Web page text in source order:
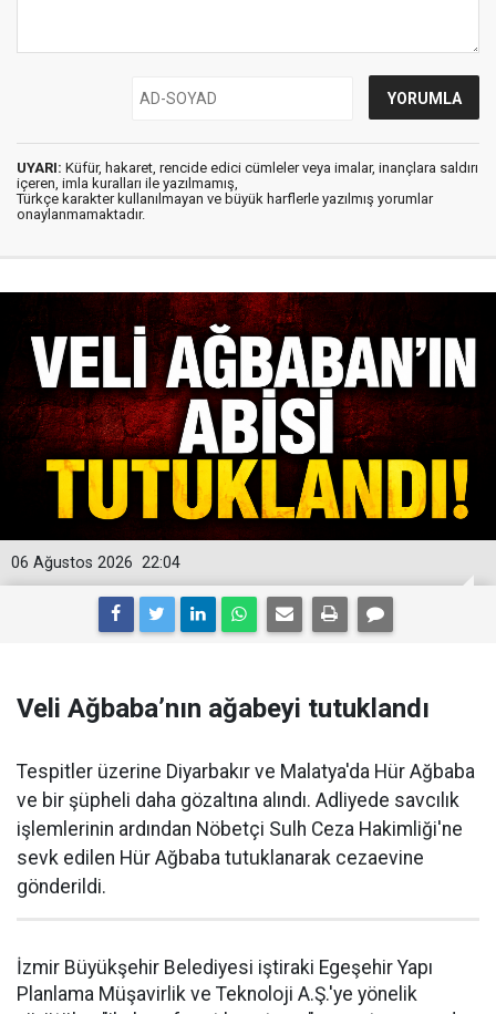
UYARI: Küfür, hakaret, rencide edici cümleler veya imalar, inançlara saldırı
içeren, imla kuralları ile yazılmamış,
Türkçe karakter kullanılmayan ve büyük harflerle yazılmış yorumlar
onaylanmamaktadır.
22:04
06 Ağustos 2026
Veli Ağbaba’nın ağabeyi tutuklandı
Tespitler üzerine Diyarbakır ve Malatya'da Hür Ağbaba
ve bir şüpheli daha gözaltına alındı. Adliyede savcılık
işlemlerinin ardından Nöbetçi Sulh Ceza Hakimliği'ne
sevk edilen Hür Ağbaba tutuklanarak cezaevine
gönderildi.
İzmir Büyükşehir Belediyesi iştiraki Egeşehir Yapı
Planlama Müşavirlik ve Teknoloji A.Ş.'ye yönelik